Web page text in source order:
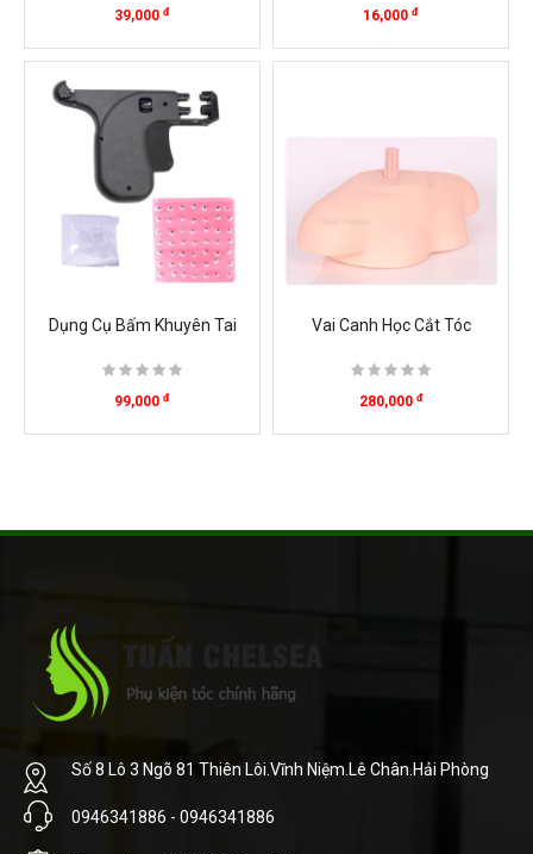
39,000 đ 16,000 đ
Dụng Cụ Bấm Khuyên Tai
99,000 đ
Vai Canh Học Cắt Tóc
280,000 đ
Số 8 Lô 3 Ngõ 81 Thiên Lôi.Vĩnh Niệm.Lê Chân.Hải Phòng
0946341886 - 0946341886